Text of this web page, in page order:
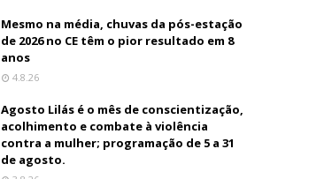
Mesmo na média, chuvas da pós-estação
de 2026 no CE têm o pior resultado em 8
anos
4.8.26
Agosto Lilás é o mês de conscientização,
acolhimento e combate à violência
contra a mulher; programação de 5 a 31
de agosto.